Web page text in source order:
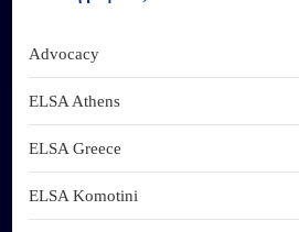
Advocacy
ELSA Athens
ELSA Greece
ELSA Komotini